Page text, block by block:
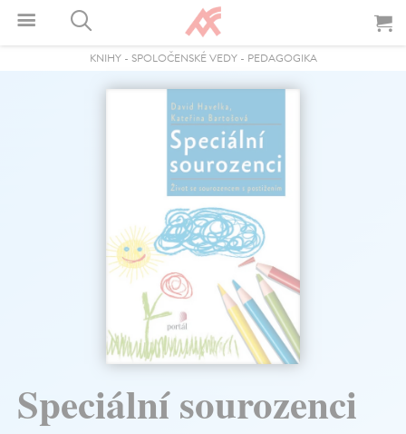
KNIHY- SPOLOČENSKÉ VEDY- PEDAGOGIKA
Speciální sourozenci